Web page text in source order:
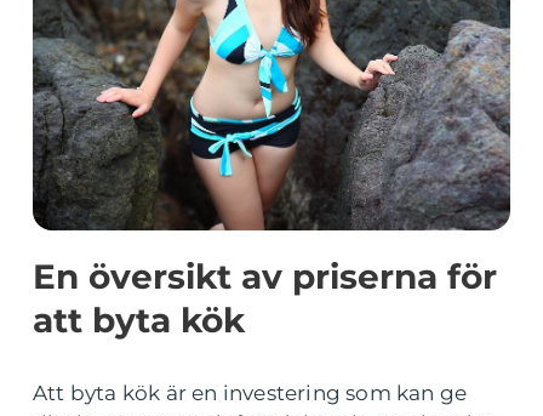
En översikt av priserna för
att byta kök
Att byta kök är en investering som kan ge